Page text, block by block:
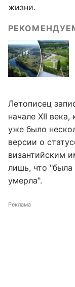
жизни.
Летописец
начале XII
уже было
версии о
византийским
лишь, что
умерла".
Реклама